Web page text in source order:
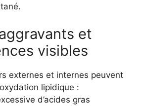
et
visibles
externes et internes peuvent
lipidique :
d’acides gras